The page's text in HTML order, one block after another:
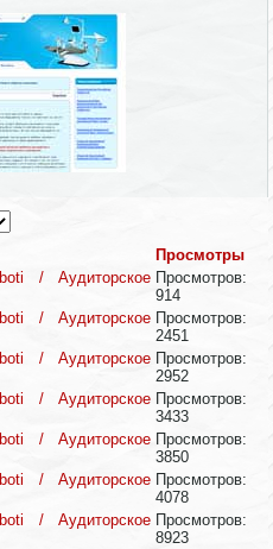
Просмотры
/ Аудиторское Просмотров:
914
/ Аудиторское Просмотров:
2451
/ Аудиторское Просмотров:
2952
/ Аудиторское Просмотров:
3433
/ Аудиторское Просмотров:
3850
/ Аудиторское Просмотров:
4078
/ Аудиторское Просмотров:
8923